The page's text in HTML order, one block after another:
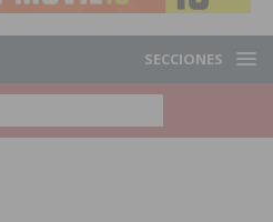
SECCIONES